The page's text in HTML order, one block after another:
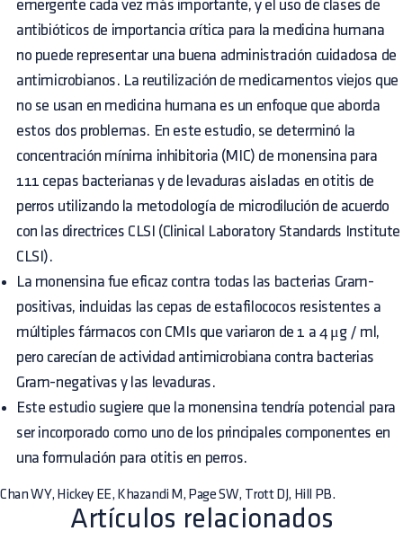
emergente cada vez más importante, y el uso de clases de
antibióticos de importancia crítica para la medicina humana
no puede representar una buena administración cuidadosa de
antimicrobianos. La reutilización de medicamentos viejos que
no se usan en medicina humana es un enfoque que aborda
estos dos problemas. En este estudio, se determinó la
concentración mínima inhibitoria (MIC) de monensina para
111 cepas bacterianas y de levaduras aisladas en otitis de
perros utilizando la metodología de microdilución de acuerdo
con las directrices CLSI (Clinical Laboratory Standards Institute
CLSI).
La monensina fue eficaz contra todas las bacterias Gram-
positivas, incluidas las cepas de estafilococos resistentes a
múltiples fármacos con CMIs que variaron de 1 a 4 μg / ml,
pero carecían de actividad antimicrobiana contra bacterias
Gram-negativas y las levaduras.
Este estudio sugiere que la monensina tendría potencial para
ser incorporado como uno de los principales componentes en
una formulación para otitis en perros.
Chan WY, Hickey EE, Khazandi M, Page SW, Trott DJ, Hill PB.
Artículos relacionados